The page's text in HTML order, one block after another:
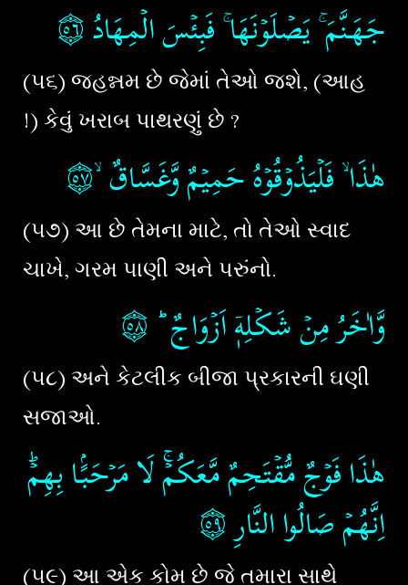
جَهَـنَّمَ​ ۚ يَصۡلَوۡنَهَا​ ۚ فَبِئۡسَ الۡمِهَادُ‏۝٥٦
(૫૬) જહન્નમ છે જેમાં તેઓ જશે, (આહ
!) કેવું ખરાબ પાથરણું છે ?
هٰذَا ۙ فَلۡيَذُوۡقُوۡهُ حَمِيۡمٌ وَّغَسَّاقٌ ۙ۝٥٧
(૫૭) આ છે તેમના માટે, તો તેઓ સ્વાદ
ચાખે, ગરમ પાણી અને પરુંનો.
وَّاٰخَرُ مِنۡ شَكۡلِهٖۤ اَزۡوَاجٌ ؕ‏۝٥٨
(૫૮) અને કેટલીક બીજા પ્રકારની ઘણી
સજાઓ.
هٰذَا فَوۡجٌ مُّقۡتَحِمٌ مَّعَكُمۡ​ۚ لَا مَرۡحَبًۢـا بِهِمۡ​ؕ
اِنَّهُمۡ صَالُوا النَّارِ‏۝٥٩